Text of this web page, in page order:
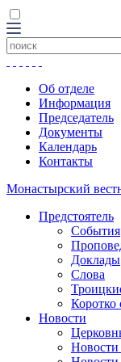
Об отделе
Информация
Председатель
Документы
Календарь
Контакты
Монастырский
Предстоятель
События
Доклады
Слова
Коротко
Новости
Новости